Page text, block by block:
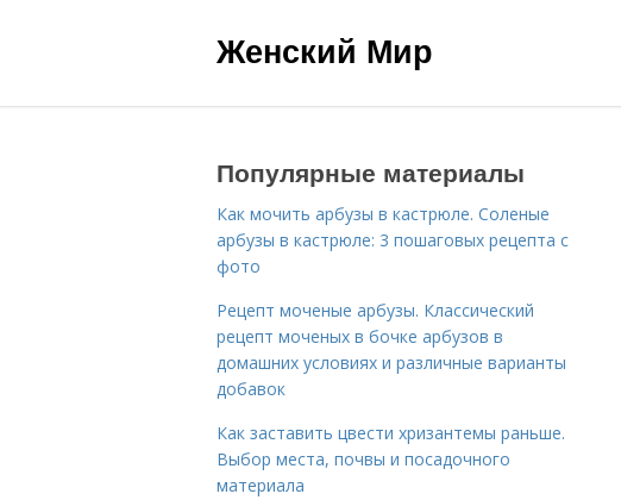
Женский Мир
Популярные материалы
Как мочить арбузы в кастрюле. Соленые
арбузы в кастрюле: 3 пошаговых рецепта с
фото
Рецепт моченые арбузы. Классический
рецепт моченых в бочке арбузов в
домашних условиях и различные варианты
добавок
Как заставить цвести хризантемы раньше.
Выбор места, почвы и посадочного
материала